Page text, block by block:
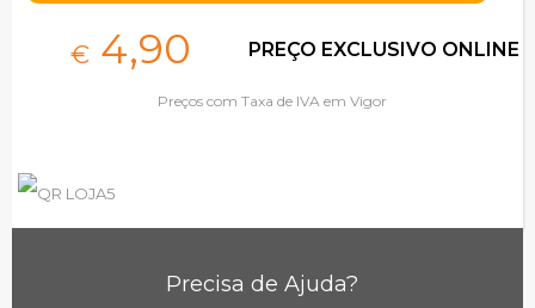
€ 4,90 PREÇO EXCLUSIVO ONLINE
Preços com Taxa de IVA em Vigor
Precisa de Ajuda?